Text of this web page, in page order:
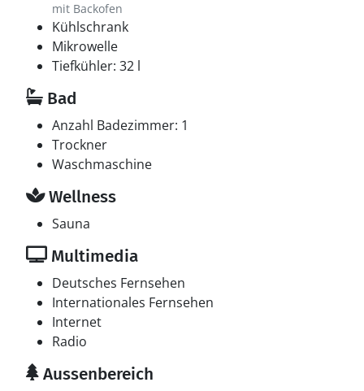
mit Backofen
Kühlschrank
Mikrowelle
Tiefkühler: 32 l
Bad
Anzahl Badezimmer: 1
Trockner
Waschmaschine
Wellness
Sauna
Multimedia
Deutsches Fernsehen
Internationales Fernsehen
Internet
Radio
Aussenbereich